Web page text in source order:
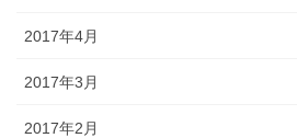
2017年4月
2017年3月
2017年2月